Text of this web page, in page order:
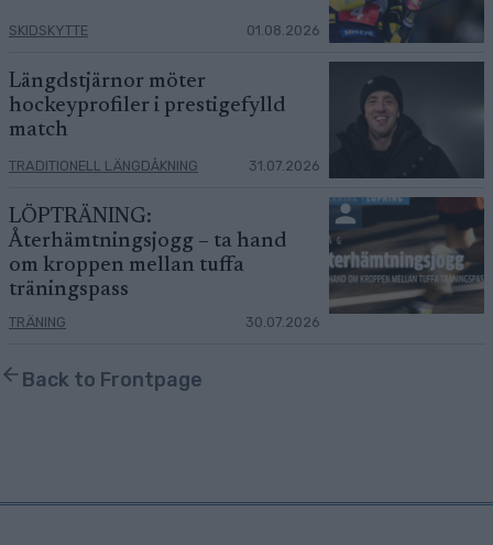
SKIDSKYTTE 01.08.2026
Längdstjärnor möter
hockeyprofiler i prestigefylld
match
TRADITIONELL LÄNGDÅKNING 31.07.2026
LÖPTRÄNING:
Återhämtningsjogg – ta hand
om kroppen mellan tuffa
träningspass
TRÄNING 30.07.2026
Back to Frontpage